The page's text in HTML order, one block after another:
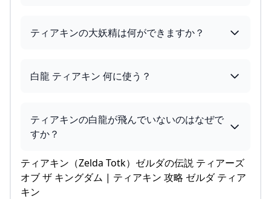
ティアキンの大妖精は何ができますか？
白龍 ティアキン 何に使う？
ティアキンの白龍が飛んでいないのはなぜで
すか？
ティアキン（Zelda Totk）ゼルダの伝説 ティアーズ
オブ ザ キングダム | ティアキン 攻略 ゼルダ ティア
キン